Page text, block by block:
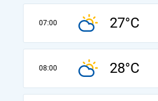
07:00 27°C
08:00 28°C